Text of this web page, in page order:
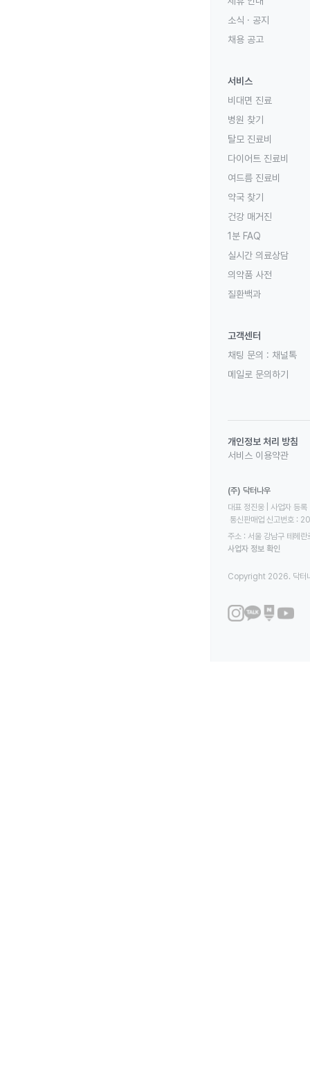
소식 · 공지
채용 공고
서비스
비대면 진료
병원 찾기
탈모 진료비
다이어트 진료비
여드름 진료비
약국 찾기
건강 매거진
1분 FAQ
실시간 의료상담
의약품 사전
질환백과
고객센터
채팅 문의 : 채널톡
메일로 문의하기
개인정보 처리 방침
서비스 이용약관
(주) 닥터나우
대표 정진웅 | 사업자
통신판매업 신고번호
주소 : 서울 강남구 테헤
사업자 정보 확인
Copyright 2026. 닥터